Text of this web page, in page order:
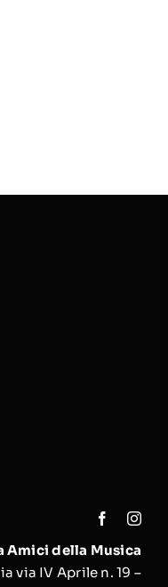
Amici della Musica
via IV Aprile n. 19 –